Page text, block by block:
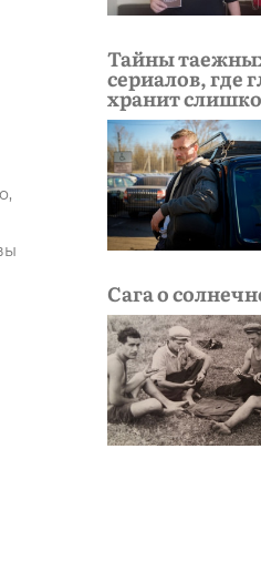
Тайны
сериалов, где
хранит
Сага о